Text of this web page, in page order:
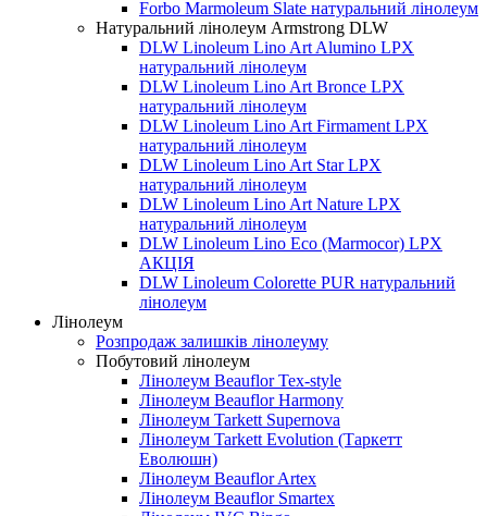
Forbo Marmoleum Slate натуральний лінолеум
Натуральний лінолеум Armstrong DLW
DLW Linoleum Lino Art Alumino LPX
натуральний лінолеум
DLW Linoleum Lino Art Bronce LPX
натуральний лінолеум
DLW Linoleum Lino Art Firmament LPX
натуральний лінолеум
DLW Linoleum Lino Art Star LPX
натуральний лінолеум
DLW Linoleum Lino Art Nature LPX
натуральний лінолеум
DLW Linoleum Lino Eco (Marmocor) LPX
АКЦІЯ
DLW Linoleum Colorette PUR натуральний
лінолеум
Лінолеум
Розпродаж залишків лінолеуму
Побутовий лінолеум
Лінолеум Beauflor Tex-style
Лінолеум Beauflor Harmony
Лінолеум Tarkett Supernova
Лінолеум Tarkett Evolution (Таркетт
Еволюшн)
Лінолеум Beauflor Artex
Лінолеум Beauflor Smartex